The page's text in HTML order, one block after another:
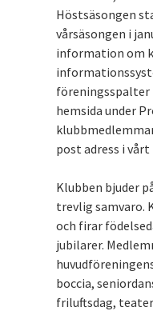
Höstsäsongen
vårsäsongen i
information om
föreningsspalter
hemsida under
post adress i
Klubben bjuder
trevlig samvaro.
och firar
jubilarer.
boccia,
friluftsdag,